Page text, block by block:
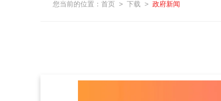
您当前的位置： 首页 > 下载 > 政府新闻